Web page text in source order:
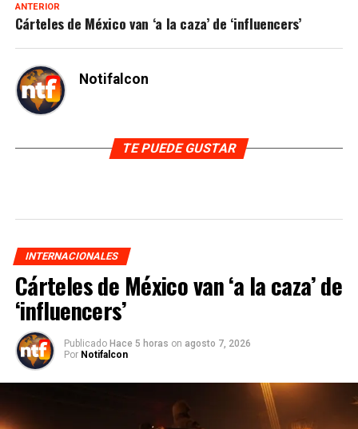
ANTERIOR
Cárteles de México van ‘a la caza’ de ‘influencers’
Notifalcon
TE PUEDE GUSTAR
INTERNACIONALES
Cárteles de México van ‘a la caza’ de
‘influencers’
Publicado Hace 5 horas on agosto 7, 2026
Por Notifalcon